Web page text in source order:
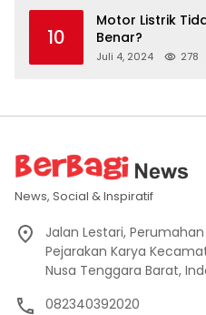
10
Motor Listrik
Benar?
Juli 4, 2024 278
News, Social & Inspiratif
Jalan Lestari, Perumahan
Pejarakan Karya
Nusa Tenggara Barat,
082340392020